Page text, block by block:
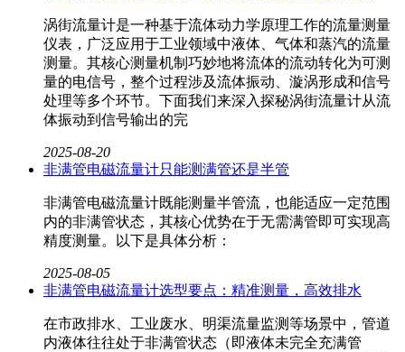
涡街流量计是一种基于流体动力学原理工作的流量测量
仪表，广泛应用于工业领域中液体、气体和蒸汽的流量
测量。其核心测量机制巧妙地将流体的流动转化为可测
量的电信号，整个过程涉及流体振动、漩涡形成和信号
处理等多个环节。下面我们来深入探秘涡街流量计从流
体振动到信号输出的完
2025-08-20
非满管电磁流量计只能测满管还是半管
非满管电磁流量计既能测量半管流，也能适应一定范围
内的非满管状态，其核心优势在于无需满管即可实现高
精度测量。以下是具体分析：
2025-08-05
非满管电磁流量计选型要点：精准测量，高效排水
在市政排水、工业废水、明渠流量监测等场景中，管道
内液体往往处于非满管状态（即液体未完全充满管